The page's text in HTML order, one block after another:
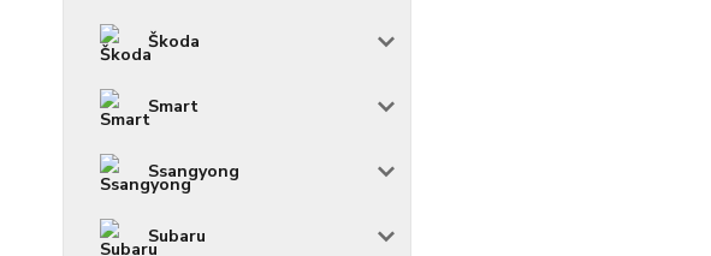
Škoda
Smart
Ssangyong
Subaru